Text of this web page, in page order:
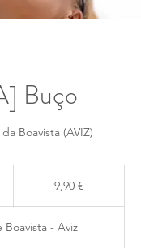
Buço
Boavista (AVIZ)
9,90 €
Boavista - Aviz